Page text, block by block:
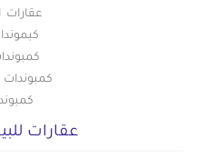
عقارات
عقارات